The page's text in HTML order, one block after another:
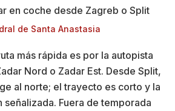
de Santa Anastasia
más rápida es por la autopista
Nord o Zadar Est. Desde Split,
al norte; el trayecto es corto y la
señalizada. Fuera de temporada